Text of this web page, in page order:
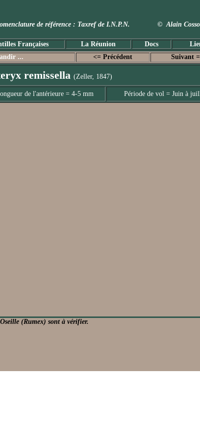
de référence : Taxref de I.N.P.N. © Alain
Françaises La Réunion Docs
... <= Précédent Suivant
remissella (Zeller, 1847)
de l'antérieure = 4-5 mm Période de vol = Juin à
(Rumex) sont à vérifier.